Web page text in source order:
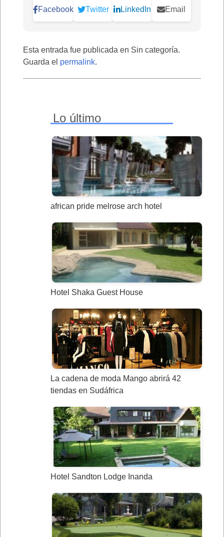
Facebook Twitter LinkedIn Email
Esta entrada fue publicada en Sin categoría.
Guarda el permalink.
Lo último
african pride melrose arch hotel
Hotel Shaka Guest House
La cadena de moda Mango abrirá 42
tiendas en Sudáfrica
Hotel Sandton Lodge Inanda